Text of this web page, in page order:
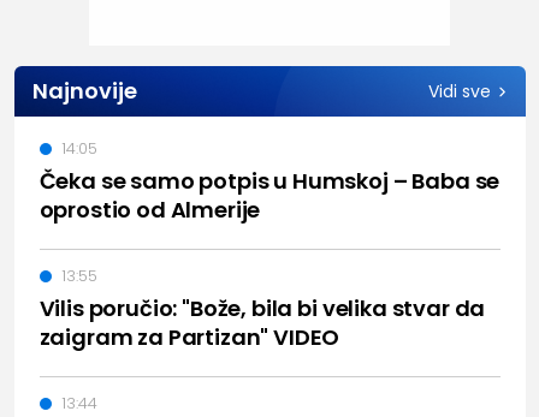
Najnovije Vidi sve
Čeka se samo potpis u Humskoj – Baba se
oprostio od Almerije
14:05
Vilis poručio: "Bože, bila bi velika stvar da
zaigram za Partizan" VIDEO
13:55
13:44